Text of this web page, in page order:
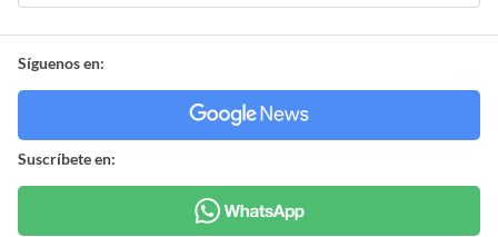
Síguenos en:
Suscríbete en: